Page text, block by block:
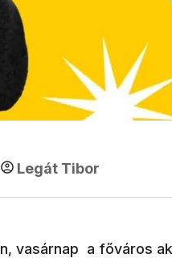
Legát Tibor
vasárnap a főváros